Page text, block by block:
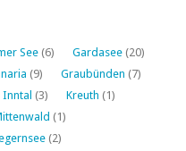
See (6) Gardasee (20)
(9) Graubünden (7)
Inntal (3) Kreuth (1)
(1)
(2)